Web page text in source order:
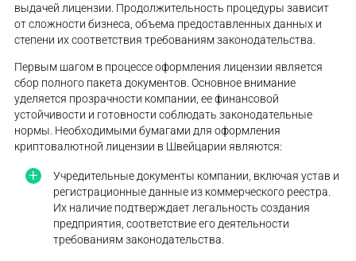
выдачей лицензии. Продолжительность процедуры зависит
от сложности бизнеса, объема предоставленных данных и
степени их соответствия требованиям законодательства.
Первым шагом в процессе оформления лицензии является
сбор полного пакета документов. Основное внимание
уделяется прозрачности компании, ее финансовой
устойчивости и готовности соблюдать законодательные
нормы. Необходимыми бумагами для оформления
криптовалютной лицензии в Швейцарии являются:
Учредительные документы компании, включая устав и
регистрационные данные из коммерческого реестра.
Их наличие подтверждает легальность создания
предприятия, соответствие его деятельности
требованиям законодательства.